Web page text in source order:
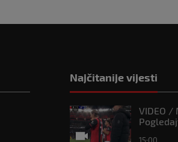
Najčitanije vijesti
VIDEO /